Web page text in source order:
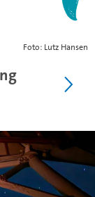
Foto: Lutz Hansen